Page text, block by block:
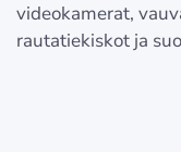
videokamerat,
rautatiekiskot ja